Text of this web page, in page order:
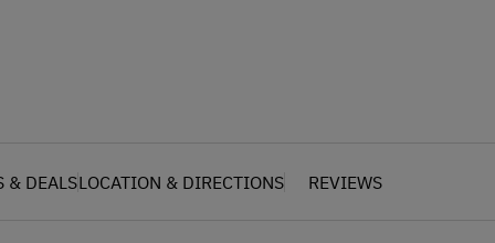
& DEALSLOCATION & DIRECTIONS REVIEWS